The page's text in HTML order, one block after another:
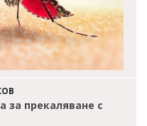
за прекаляване с